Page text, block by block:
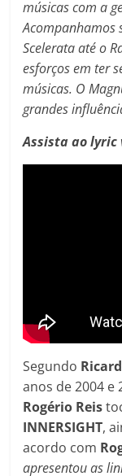
músicas com a
Acompanhamos
Scelerata até o
esforços em ter
músicas. O
grandes
Assista ao lyric
Segundo
anos de 2004 e
Rogério Reis
INNERSIGHT,
acordo com
apresentou as